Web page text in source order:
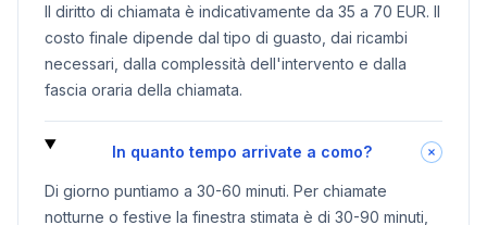
Il diritto di chiamata è indicativamente da 35 a 70 EUR. Il
costo finale dipende dal tipo di guasto, dai ricambi
necessari, dalla complessità dell'intervento e dalla
fascia oraria della chiamata.
In quanto tempo arrivate a como?
Di giorno puntiamo a 30-60 minuti. Per chiamate
notturne o festive la finestra stimata è di 30-90 minuti,